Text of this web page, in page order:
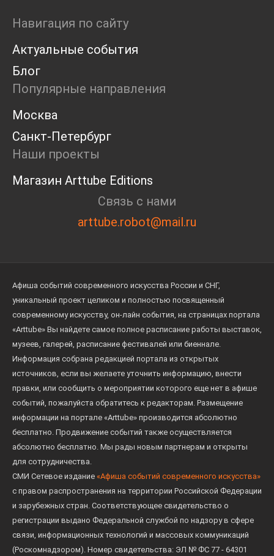
Ярмарка
Open call
Экскурсия
Дискуссия
Cosmoscow 2024
Blazar 2024
Встречи
Круглый стол
Навигация по сайту
Актуальные события
Блог
Популярные направления
Москва
Санкт-Петербург
Наши проекты
Магазин Arttube Editions
Связь с нами
arttube.robot@mail.ru
Афиша событий современного искусства России и СНГ,
уникальный проект целиком и полностью посвященный
современному искусству, он-лайн события, на страницах портала
«Arttube» Вы найдете самое полное расписание работы выставок,
музеев, галерей, расписание фестивалей или биеннале.
Информация собрана редакцией портала из открытых
источников, если вы желаете уточнить информацию, внести
правки, или сообщить о мероприятии которого еще нет в афише
событий, пожалуйста обратитесь к редакторам. Размещение
информации на портале «Arttube» производится абсолютно
бесплатно. Продвижение событий также осуществляется
абсолютно бесплатно. Мы рады новым партнерам и открыты
для сотрудничества.
СМИ Сетевое издание «Афиша событий современного искусства»
с правом распространения на территории Российской Федерации
и зарубежных стран. Соответствующее свидетельство о
регистрации выдано Федеральной службой по надзору в сфере
связи, информационных технологий и массовых коммуникаций
(Роскомнадзором). Номер свидетельства: ЭЛ № ФС 77 - 64301